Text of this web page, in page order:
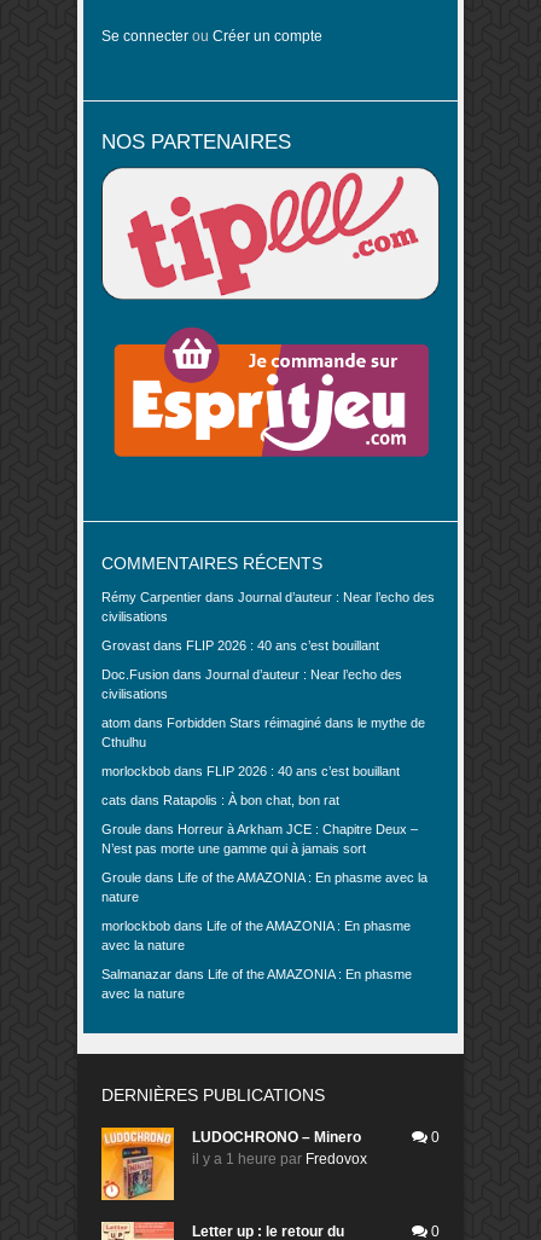
Se connecter ou Créer un compte
NOS PARTENAIRES
COMMENTAIRES RÉCENTS
Rémy Carpentier dans Journal d’auteur : Near l’echo des
civilisations
Grovast dans FLIP 2026 : 40 ans c’est bouillant
Doc.Fusion dans Journal d’auteur : Near l’echo des
civilisations
atom dans Forbidden Stars réimaginé dans le mythe de
Cthulhu
morlockbob dans FLIP 2026 : 40 ans c’est bouillant
cats dans Ratapolis : À bon chat, bon rat
Groule dans Horreur à Arkham JCE : Chapitre Deux –
N’est pas morte une gamme qui à jamais sort
Groule dans Life of the AMAZONIA : En phasme avec la
nature
morlockbob dans Life of the AMAZONIA : En phasme
avec la nature
Salmanazar dans Life of the AMAZONIA : En phasme
avec la nature
DERNIÈRES PUBLICATIONS
LUDOCHRONO – Minero
il y a 1 heure par Fredovox
0
Letter up : le retour du
0